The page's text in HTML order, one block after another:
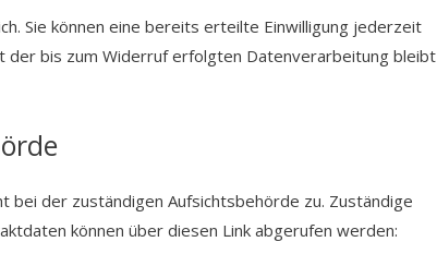
Sie können eine bereits erteilte Einwilligung jederzeit
der bis zum Widerruf erfolgten Datenverarbeitung bleibt
der zuständigen Aufsichtsbehörde zu. Zuständige
können über diesen Link abgerufen werden: